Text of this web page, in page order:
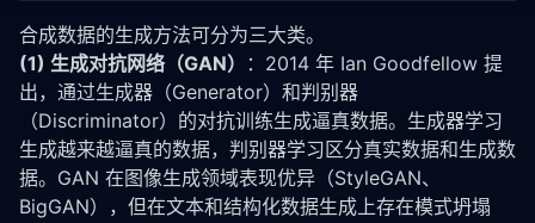
合成数据的生成方法可分为三大类。
(1) 生成对抗网络（GAN）
：2014 年 Ian Goodfellow 提
出，通过生成器（Generator）和判别器
（Discriminator）的对抗训练生成逼真数据。生成器学习
生成越来越逼真的数据，判别器学习区分真实数据和生成数
据。GAN 在图像生成领域表现优异（StyleGAN、
BigGAN），但在文本和结构化数据生成上存在模式坍塌